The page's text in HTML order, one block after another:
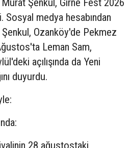
Şenkul, Girne Fest 2026
Sosyal medya hesabından
Şenkul, Ozanköy'de Pekmez
Leman Sam,
açılışında da Yeni
duyurdu.
28 ağustostaki